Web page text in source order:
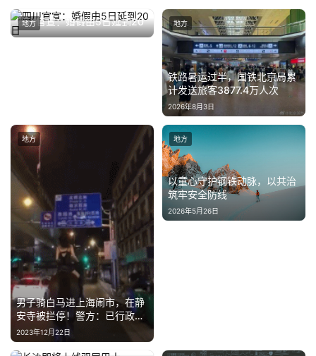
教
汽
车
·
新
能
源
四川官宣：婚假由5日延到20
日
2025年11月28日
地方
铁路暑运过半，国铁北京局累
计发送旅客3877.4万人次
2026年8月3日
地方
男子骑白马进上海闹市，在静
安寺被拦停！警方：已行政处
罚
2023年12月22日
地方
以童心守护钢铁动脉，以共治
筑牢安全防线
2026年5月26日
地方